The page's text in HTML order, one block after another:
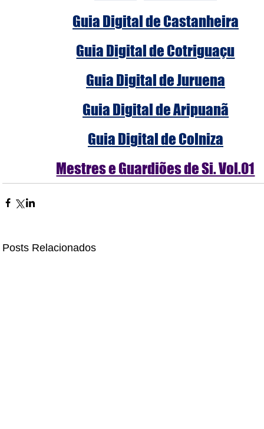
Guia Digital de Castanheira
Guia Digital de Cotriguaçu
Guia Digital de Juruena
Guia Digital de Aripuanã
Guia Digital de Colniza
Mestres e Guardiões de Si. Vol.01
Posts Relacionados